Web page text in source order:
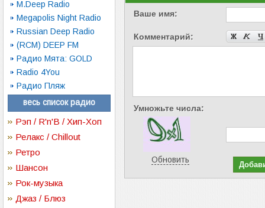
M.Deep Radio
Megapolis Night Radio
Russian Deep Radio
(RCM) DEEP FM
Радио Мята: GOLD
Radio 4You
Радио Пляж
весь список радио
Рэп / R'n'B / Хип-Хоп
Релакс / Chillout
Ретро
Шансон
Рок-музыка
Джаз / Блюз
Ваше имя:
Комментарий:
Умножьте числа:
Обновить